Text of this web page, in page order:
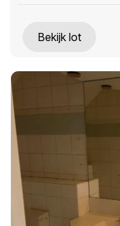
Bekijk lot